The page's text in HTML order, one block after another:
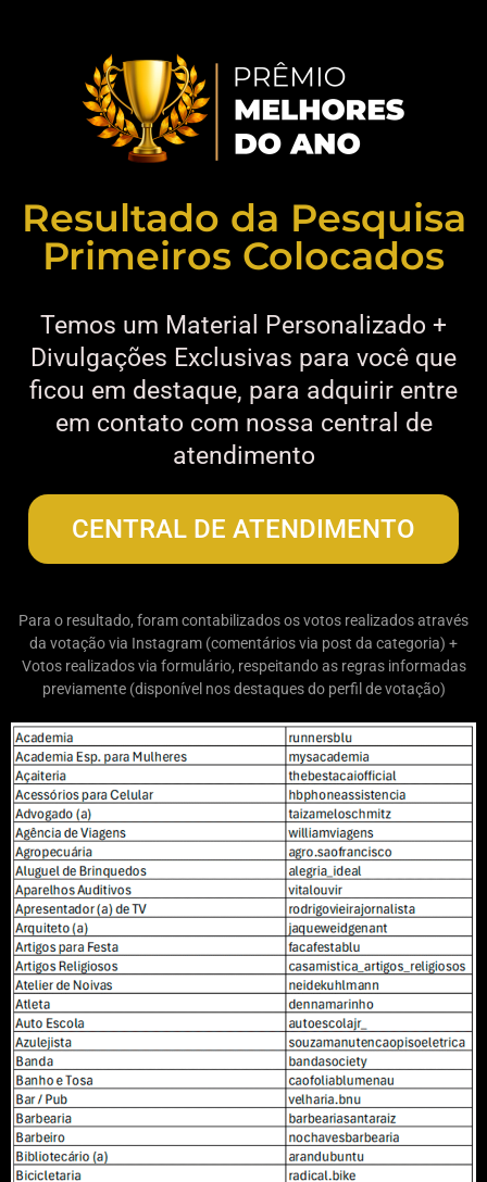
Resultado da Pesquisa
Primeiros Colocados
Temos um Material Personalizado +
Divulgações Exclusivas para você que
ficou em destaque, para adquirir entre
em contato com nossa central de
atendimento
CENTRAL DE ATENDIMENTO
Para o resultado, foram contabilizados os votos realizados através
da votação via Instagram (comentários via post da categoria) +
Votos realizados via formulário, respeitando as regras informadas
previamente (disponível nos destaques do perfil de votação)